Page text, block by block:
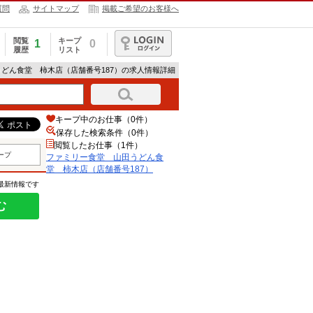
問 サイトマップ 掲載ご希望のお客様へ
閲覧
履歴
1
キープ
リスト
0
ログイン
ん食堂 柿木店（店舗番号187）の求人情報詳細
プ
新情報です
キープ中のお仕事（0件）
保存した検索条件（0件）
閲覧したお仕事（1件）
ファミリー食堂 山田うどん食
堂 柿木店（店舗番号187）